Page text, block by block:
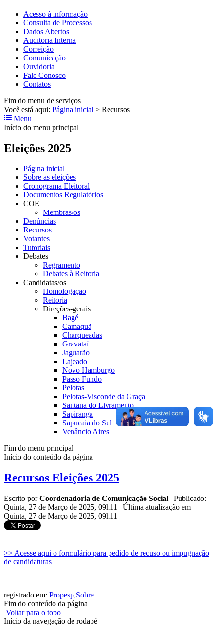
Acesso à informação
Consulta de Processos
Dados Abertos
Auditoria Interna
Correição
Comunicação
Ouvidoria
Fale Conosco
Contatos
Fim do menu de serviços
Você está aqui: Página inicial > Recursos
Menu
Início do menu principal
Eleições 2025
Página inicial
Sobre as eleições
Cronograma Eleitoral
Documentos Regulatórios
COE
Membras/os
Denúncias
Recursos
Votantes
Tutoriais
Debates
Regramento
Debates à Reitoria
Candidatas/os
Homologação
Reitoria
Direções-gerais
Bagé
Camaquã
Charqueadas
Gravataí
Jaguarão
Lajeado
Novo Hamburgo
Passo Fundo
Pelotas
Pelotas-Visconde da Graça
Santana do Livramento
Sapiranga
Sapucaia do Sul
Venâncio Aires
Fim do menu principal
Início do conteúdo da página
Recursos Eleições 2025
Escrito porCoordenadoria de Comunicação Social | Publicado:
Quinta, 27 de Março de 2025, 09h11 | Última atualização em
Quinta, 27 de Março de 2025, 09h11
>> Acesse aqui o formulário para pedido de recuso ou impugnação
de candidaturas
registrado em: Propesp,Sobre
Fim do conteúdo da página
Voltar para o topo
Início da navegação de rodapé